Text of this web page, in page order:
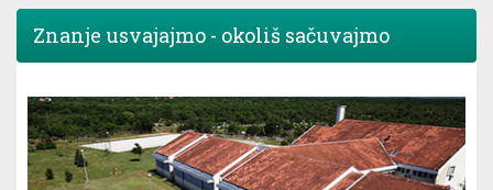
Znanje usvajajmo - okoliš sačuvajmo